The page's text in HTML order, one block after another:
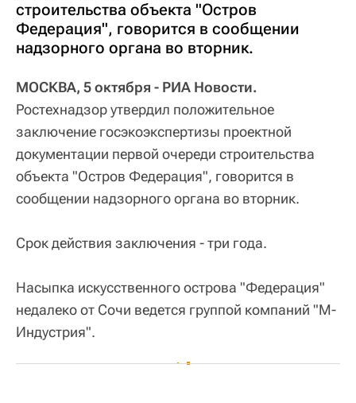
строительства объекта "Остров
Федерация", говорится в сообщении
надзорного органа во вторник.
МОСКВА, 5 октября - РИА Новости.
Ростехнадзор утвердил положительное
заключение госэкоэкспертизы проектной
документации первой очереди строительства
объекта "Остров Федерация", говорится в
сообщении надзорного органа во вторник.
Срок действия заключения - три года.
Насыпка искусственного острова "Федерация"
недалеко от Сочи ведется группой компаний "М-
Индустрия".